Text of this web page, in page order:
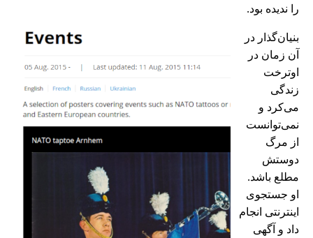
را ندیده بود.
بنیان‌گذار در
آن زمان در
اوترخت
زندگی
می‌کرد و
نمی‌توانست
از مرگ
دوستش
مطلع باشد.
او جستجوی
اینترنتی انجام
داد و آگهی